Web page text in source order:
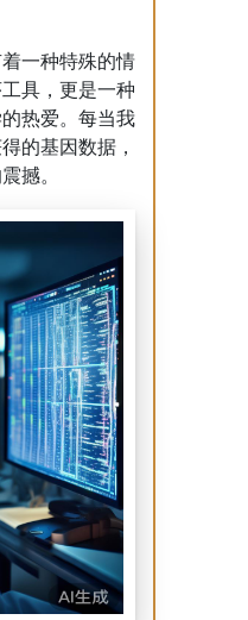
一种特殊的情
具，更是一种
热爱。每当我
的基因数据，
撼。